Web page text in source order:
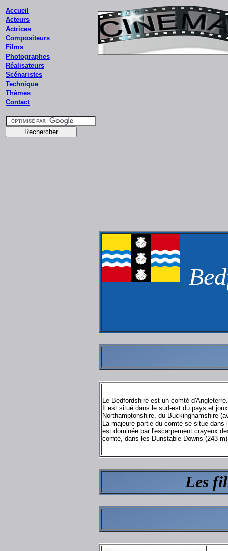
Accueil
Acteurs
Actrices
Compositeurs
Films
Photographes
Réalisateurs
Scénaristes
Technique
Thèmes
Contact
Le Bedfordshire est un comté
Il est situé dans le sud-est du pays et
Northamptonshire, du Buckinghamshire
La majeure partie du comté se situe
est dominée par l'escarpement crayeux
comté, dans les Dunstable Downs (243
Les